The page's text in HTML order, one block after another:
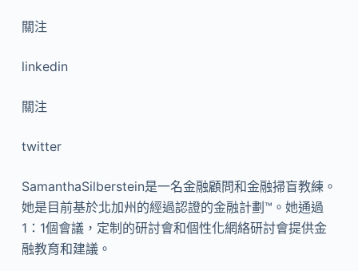
關注
linkedin
關注
twitter
SamanthaSilberstein是一名金融顧問和金融掃盲教練。
她是目前基於北加州的經過認證的金融計劃™。她通過
1：1個會議，定制的研討會和個性化網絡研討會提供金
融教育和建議。